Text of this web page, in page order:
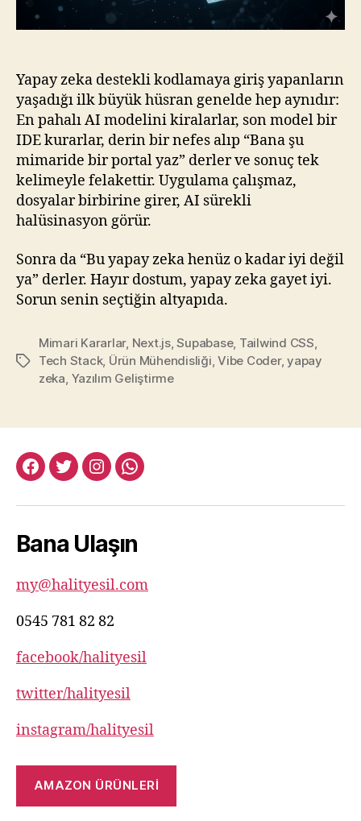
Yapay zeka destekli kodlamaya giriş yapanların
yaşadığı ilk büyük hüsran genelde hep aynıdır:
En pahalı AI modelini kiralarlar, son model bir
IDE kurarlar, derin bir nefes alıp “Bana şu
mimaride bir portal yaz” derler ve sonuç tek
kelimeyle felakettir. Uygulama çalışmaz,
dosyalar birbirine girer, AI sürekli
halüsinasyon görür.
Sonra da “Bu yapay zeka henüz o kadar iyi değil
ya” derler. Hayır dostum, yapay zeka gayet iyi.
Sorun senin seçtiğin altyapıda.
Etiketler
Mimari Kararlar, Next.js,Supabase, Tailwind CSS,
Tech Stack, Ürün Mühendisliği,Vibe Coder,yapay
zeka, Yazılım Geliştirme
facebook:halityesil
twitter:halityesil
instagram:halityesil
whatsapp:0545
82
Bana Ulaşın
my@halityesil.com
0545 781 82 82
facebook/halityesil
twitter/halityesil
instagram/halityesil
AMAZON ÜRÜNLERİ